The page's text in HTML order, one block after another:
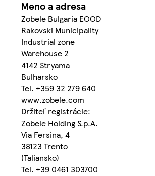
Meno a adresa
Zobele Bulgaria EOOD
Rakovski Municipality
Industrial zone
Warehouse 2
4142 Stryama
Bulharsko
Tel. +359 32 279 640
www.zobele.com
Držiteľ registrácie:
Zobele Holding S.p.A.
Via Fersina, 4
38123 Trento
(Taliansko)
Tel. +39 0461 303700